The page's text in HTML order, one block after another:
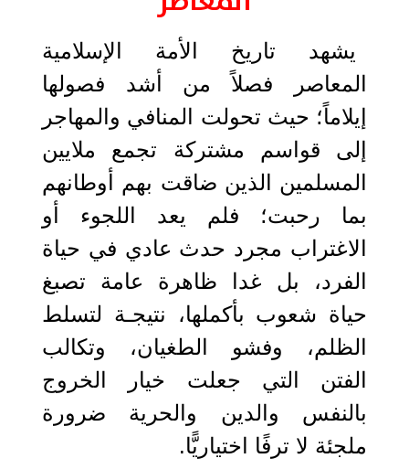
يشهد تاريخ الأمة الإسلامية
المعاصر فصلاً من أشد فصولها
إيلاماً؛ حيث تحولت المنافي والمهاجر
إلى قواسم مشتركة تجمع ملايين
المسلمين الذين ضاقت بهم أوطانهم
بما رحبت؛ فلم يعد اللجوء أو
الاغتراب مجرد حدث عادي في حياة
الفرد، بل غدا ظاهرة عامة تصبغ
حياة شعوب بأكملها، نتيجـة لتسلط
الظلم، وفشو الطغيان، وتكالب
الفتن التي جعلت خيار الخروج
بالنفس والدين والحرية ضرورة
ملجئة لا ترفًا اختياريًّا.